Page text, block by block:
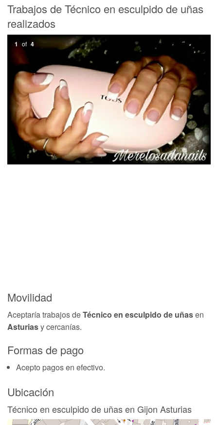
Trabajos de Técnico en esculpido de uñas
realizados
1 of 4
Movilidad
Aceptaría trabajos deTécnico en esculpido de uñasen
Asturiasy cercanías.
Formas de pago
Acepto pagos en efectivo.
Ubicación
Técnico en esculpido de uñas en Gijon Asturias